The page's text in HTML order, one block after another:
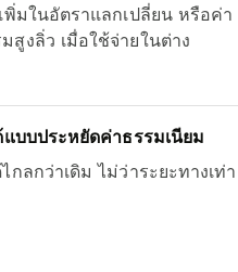
พิ่มในอัตราแลกเปลี่ยน หรือค่า
สูงลิ่ว เมื่อใช้จ่ายในต่าง
แบบประหยัดค่าธรรมเนียม
ลกว่าเดิม ไม่ว่าระยะทางเท่า